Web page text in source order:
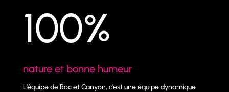
100%
nature et bonne humeur
L’équipe de Roc et Canyon, c’est une équipe dynamique